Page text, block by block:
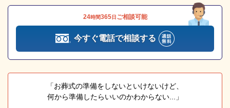
24時間365日 ご相談可能
今すぐ電話で相談する
「お葬式の準備をしないといけないけど、
何から準備したらいいのかわからない...」